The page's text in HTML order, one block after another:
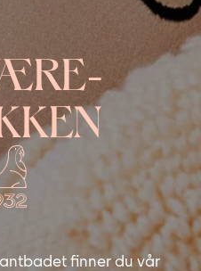
finner du vår